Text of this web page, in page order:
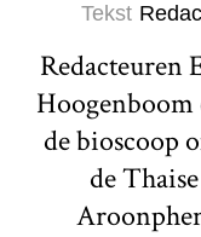
Tekst
Redacteuren
Hoogenboom
de bioscoop
de